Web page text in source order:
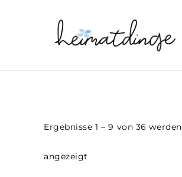
Ergebnisse 1 – 9 von 36 werden
angezeigt